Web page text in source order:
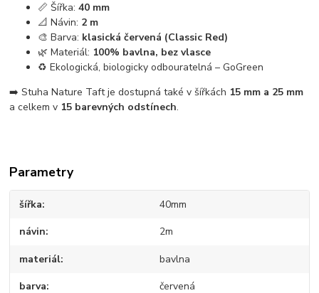
📏 Šířka:40 mm
📐 Návin: 2 m
🎨 Barva: klasická červená (Classic Red)
🌿 Materiál: 100% bavlna, bez vlasce
♻️ Ekologická, biologicky odbouratelná – GoGreen
➡️ Stuha Nature Taft je dostupná také v šířkách 15 mm a 25 mm
a celkem v 15 barevných odstínech.
Parametry
šířka 40mm
návin 2m
materiál bavlna
barva červená